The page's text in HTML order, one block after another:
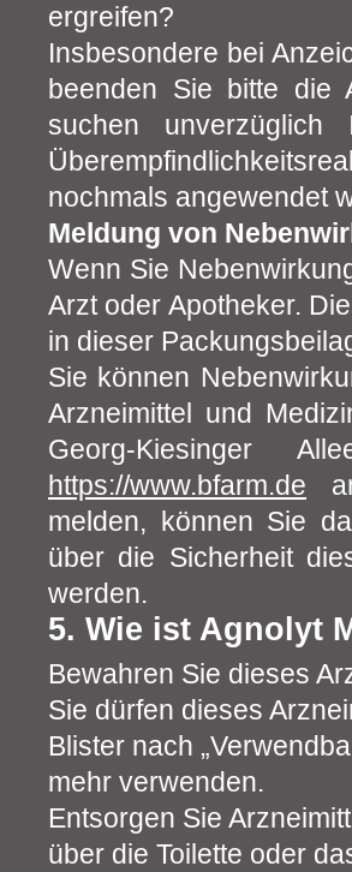
ergreifen?
Insbesondere bei
beenden Sie bitte die
suchen
nochmals angewendet
Meldung von
Wenn Sie
Arzt oder Apotheker.
in dieser
Sie können
Arzneimittel und
Georg-Kiesinger
https://www.bfarm.de
melden, können Sie
über die Sicherheit
werden.
5. Wie ist Agnolyt
Bewahren Sie dieses
Sie dürfen dieses
Blister nach
mehr verwenden.
Entsorgen Sie
über die Toilette oder